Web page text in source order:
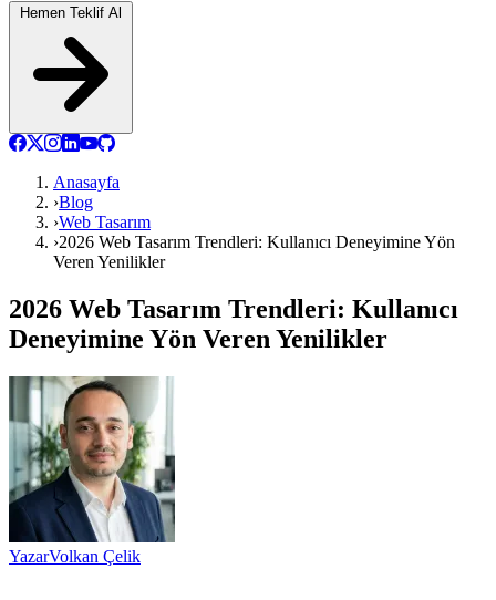
Anasayfa
›Blog
›Web Tasarım
›2026 Web Tasarım Trendleri: Kullanıcı Deneyimine Yön
Veren Yenilikler
2026 Web Tasarım Trendleri: Kullanıcı
Deneyimine Yön Veren Yenilikler
YazarVolkan Çelik